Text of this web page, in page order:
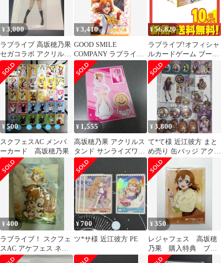
¥3,000
ラブライブ 高坂穂乃果
セガコラボ アクリルス
タンド
¥3,410
GOOD SMILE
COMPANY ラブライブ!
高坂穂乃果 PVC
¥56,820
ラブライブ!オフィシャ
ルカードゲーム ブース
ターパック Royal
Holiday 10パック入BOX
10個セット まとめ売り
¥500
スクフェスAC メンバ
ーカード 高坂穂乃果
¥ 1,555
高坂穂乃果 アクリルス
タンド サンライズワー
ルド
¥3,800
て*て様 近江彼方 まと
め売り 缶バッジ アクリ
ルスタンド ラバースト
ラップ
¥400
ラブライブ！ スクフェ
スAC アケフェス ネシ
カストラップ 高坂穂乃
¥700
ツ*サ様 近江彼方 PE
¥350
レジャフェス 高坂穂
乃果 購入特典 ブロ
マイド